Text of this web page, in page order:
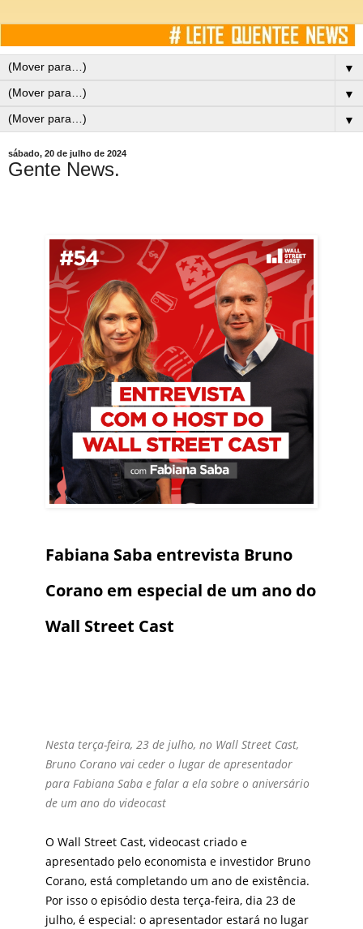
▼
▼
▼
sábado, 20 de julho de 2024
Gente News.
Fabiana Saba entrevista Bruno
Corano em especial de um ano do
Wall Street Cast
Nesta terça-feira, 23 de julho, no Wall Street Cast,
Bruno Corano vai ceder o lugar de apresentador
para Fabiana Saba e falar a ela sobre o aniversário
de um ano do videocast
O Wall Street Cast, videocast criado e
apresentado pelo economista e investidor Bruno
Corano, está completando um ano de existência.
Por isso o episódio desta terça-feira, dia 23 de
julho, é especial: o apresentador estará no lugar